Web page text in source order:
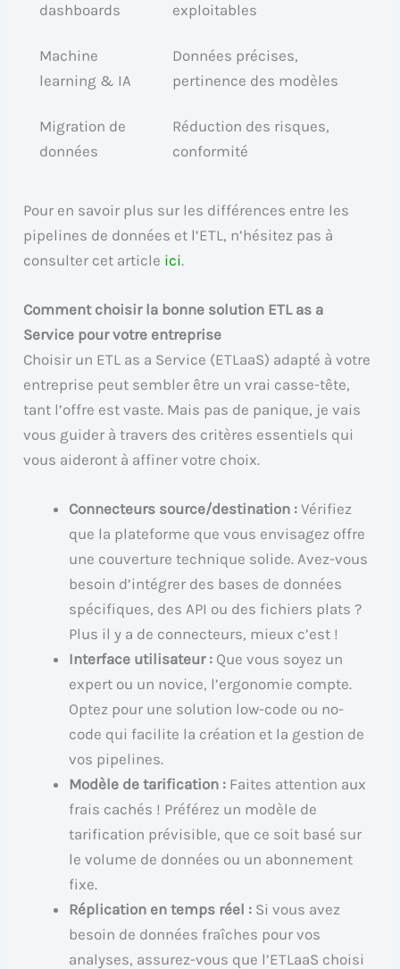
dashboards
exploitables
Machine
learning & IA
Données précises,
pertinence des modèles
Migration de
données
Réduction des risques,
conformité
Pour en savoir plus sur les différences entre les
pipelines de données et l’ETL, n’hésitez pas à
consulter cet article ici.
Comment choisir la bonne solution ETL as a
Service pour votre entreprise
Choisir un ETL as a Service (ETLaaS) adapté à votre
entreprise peut sembler être un vrai casse-tête,
tant l’offre est vaste. Mais pas de panique, je vais
vous guider à travers des critères essentiels qui
vous aideront à affiner votre choix.
Connecteurs source/destination : Vérifiez
que la plateforme que vous envisagez offre
une couverture technique solide. Avez-vous
besoin d’intégrer des bases de données
spécifiques, des API ou des fichiers plats ?
Plus il y a de connecteurs, mieux c’est !
Interface utilisateur : Que vous soyez un
expert ou un novice, l’ergonomie compte.
Optez pour une solution low-code ou no-
code qui facilite la création et la gestion de
vos pipelines.
Modèle de tarification : Faites attention aux
frais cachés ! Préférez un modèle de
tarification prévisible, que ce soit basé sur
le volume de données ou un abonnement
fixe.
Réplication en temps réel : Si vous avez
besoin de données fraîches pour vos
analyses, assurez-vous que l’ETLaaS choisi